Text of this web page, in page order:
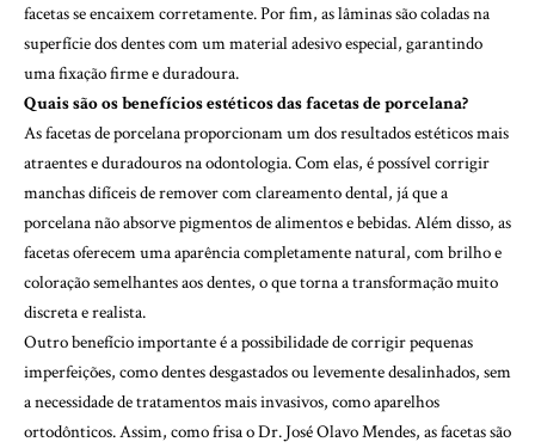
facetas se encaixem corretamente. Por fim, as lâminas são coladas na
superfície dos dentes com um material adesivo especial, garantindo
uma fixação firme e duradoura.
Quais são os benefícios estéticos das facetas de porcelana?
As facetas de porcelana proporcionam um dos resultados estéticos mais
atraentes e duradouros na odontologia. Com elas, é possível corrigir
manchas difíceis de remover com clareamento dental, já que a
porcelana não absorve pigmentos de alimentos e bebidas. Além disso, as
facetas oferecem uma aparência completamente natural, com brilho e
coloração semelhantes aos dentes, o que torna a transformação muito
discreta e realista.
Outro benefício importante é a possibilidade de corrigir pequenas
imperfeições, como dentes desgastados ou levemente desalinhados, sem
a necessidade de tratamentos mais invasivos, como aparelhos
ortodônticos. Assim, como frisa o Dr. José Olavo Mendes, as facetas são